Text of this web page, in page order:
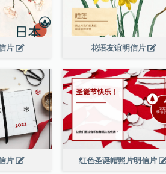
片 花语友谊明信片
片 红色圣诞帽照片明信片